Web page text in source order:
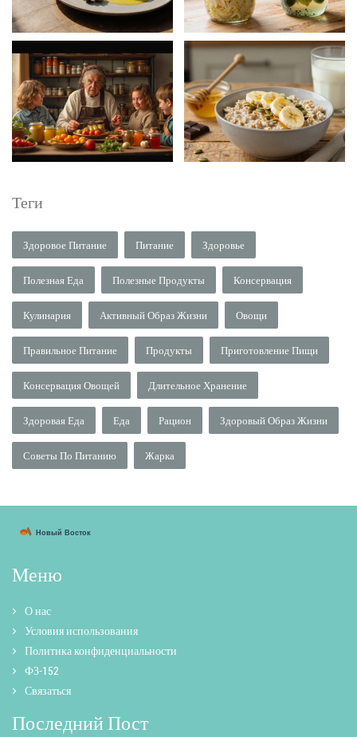
Теги
Здоровое Питание Питание Здоровье
Полезная Еда Полезные Продукты Консервация
Кулинария Активный Образ Жизни Овощи
Правильное Питание Продукты Приготовление Пищи
Консервация Овощей Длительное Хранение
Здоровая Еда Еда Рацион Здоровый Образ Жизни
Советы По Питанию Жарка
Меню
О нас
Условия использования
Политика конфиденциальности
ФЗ-152
Связаться
Последний Пост